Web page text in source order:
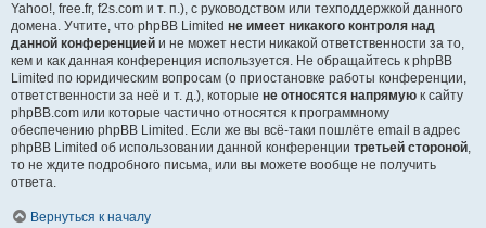
Yahoo!, free.fr, f2s.com и т. п.), с руководством или техподдержкой данного
домена. Учтите, что phpBB Limited не имеет никакого контроля над
данной конференцией и не может нести никакой ответственности за то,
кем и как данная конференция используется. Не обращайтесь к phpBB
Limited по юридическим вопросам (о приостановке работы конференции,
ответственности за неё и т. д.), которые не относятся напрямую к сайту
phpBB.com или которые частично относятся к программному
обеспечению phpBB Limited. Если же вы всё-таки пошлёте email в адрес
phpBB Limited об использовании данной конференции третьей стороной,
то не ждите подробного письма, или вы можете вообще не получить
ответа.
Вернуться к началу